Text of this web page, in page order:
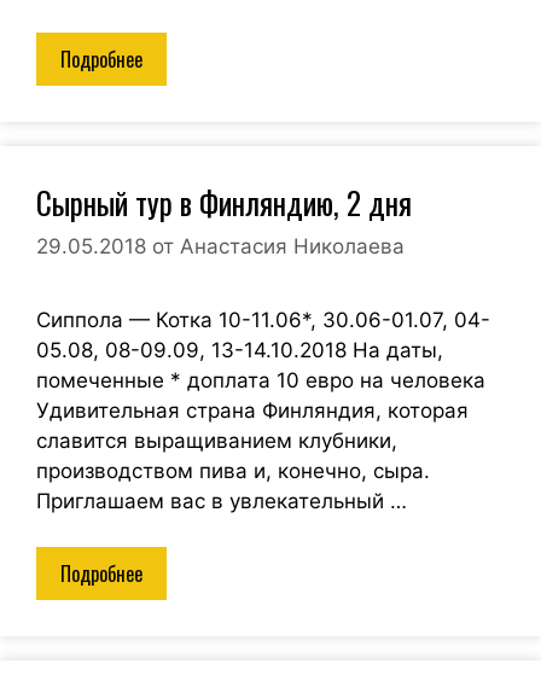
Подробнее
Сырный тур в Финляндию, 2 дня
29.05.2018 от Анастасия Николаева
Сиппола — Котка 10-11.06*, 30.06-01.07, 04-
05.08, 08-09.09, 13-14.10.2018 На даты,
помеченные * доплата 10 евро на человека
Удивительная страна Финляндия, которая
славится выращиванием клубники,
производством пива и, конечно, сыра.
Приглашаем вас в увлекательный …
Подробнее